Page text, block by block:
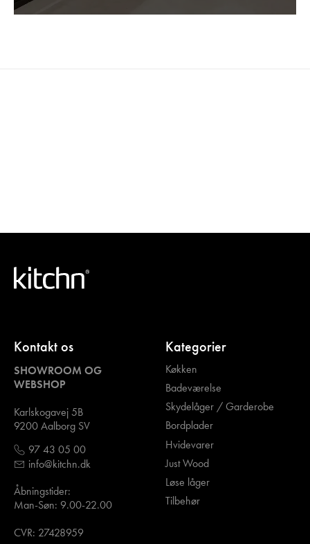
Kontakt os
SHOWROOM OG
WEBSHOP
Karlskogavej 5B
9200 Aalborg SV
97 43 05 00
info@kitchn.dk
Åbningstider:
Man-Søn: 9.00-22.00
CVR: 27428959
Kategorier
Køkken
Badeværelse
Skydelåger / Garderobe
Bordplader
Hvidevarer
Just Wood
Løse låger
Tilbehør